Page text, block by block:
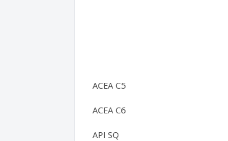
ACEA C5
ACEA C6
API SQ